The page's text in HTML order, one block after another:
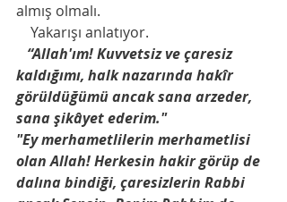
almış olmalı.
    Yakarışı anlatıyor.
“Allah'ım! Kuvvetsiz ve çaresiz
kaldığımı, halk nazarında hakîr
görüldüğümü ancak sana arzeder,
sana şikâyet ederim."
"Ey merhametlilerin merhametlisi
olan Allah! Herkesin hakir görüp de
dalına bindiği, çaresizlerin Rabbi